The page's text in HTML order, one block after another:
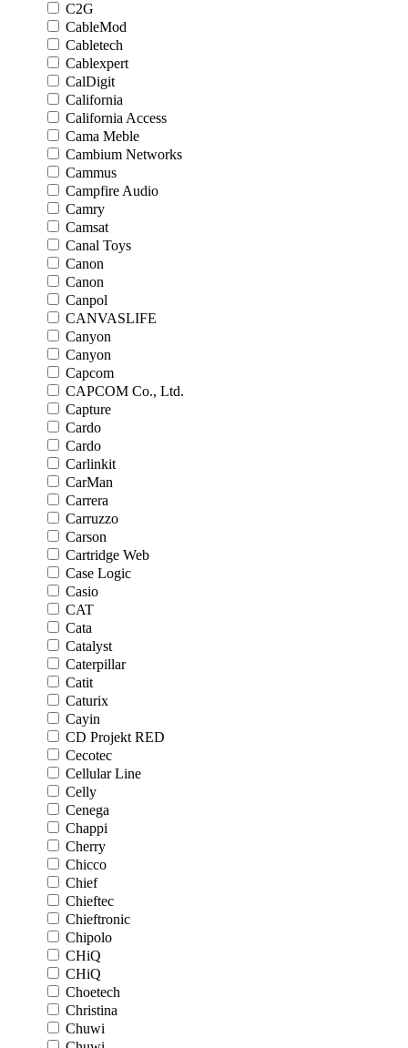
C2G
CableMod
Cabletech
Cablexpert
CalDigit
California
California Access
Cama Meble
Cambium Networks
Cammus
Campfire Audio
Camry
Camsat
Canal Toys
Canon
Canon
Canpol
CANVASLIFE
Canyon
Canyon
Capcom
CAPCOM Co., Ltd.
Capture
Cardo
Cardo
Carlinkit
CarMan
Carrera
Carruzzo
Carson
Cartridge Web
Case Logic
Casio
CAT
Cata
Catalyst
Caterpillar
Catit
Caturix
Cayin
CD Projekt RED
Cecotec
Cellular Line
Celly
Cenega
Chappi
Cherry
Chicco
Chief
Chieftec
Chieftronic
Chipolo
CHiQ
CHiQ
Choetech
Christina
Chuwi